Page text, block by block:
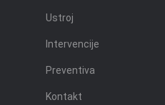
Ustroj
Intervencije
Preventiva
Kontakt